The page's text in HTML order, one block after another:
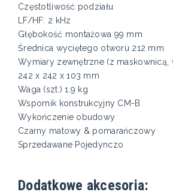
Częstotliwość podziału
LF/HF: 2 kHz
Głębokość montażowa 99 mm
Średnica wyciętego otworu 212 mm
Wymiary zewnętrzne (z maskownicą,
242 x 242 x 103​ mm
Waga (szt.) 1.9 kg
Wspornik konstrukcyjny CM-B
Wykończenie obudowy
Czarny matowy & pomarańczowy
Sprzedawane Pojedynczo
Dodatkowe akcesoria: